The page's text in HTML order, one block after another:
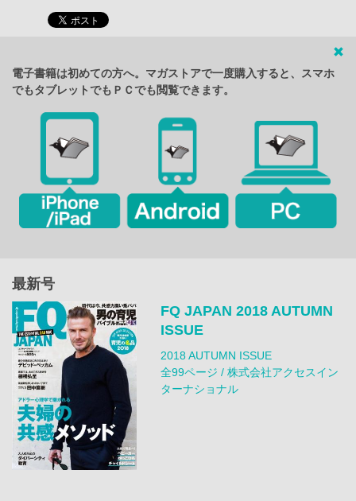
電子書籍は初めての方へ。マガストアで一度購入すると、スマホ
でもタブレットでもＰＣでも閲覧できます。
最新号
FQ JAPAN 2018 AUTUMN
ISSUE
2018 AUTUMN ISSUE
全99ページ / 株式会社アクセスイン
ターナショナル